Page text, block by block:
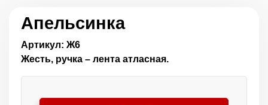
Апельсинка
Артикул: Ж6
Жесть, ручка – лента атласная.